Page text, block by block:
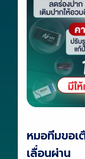
หมอทีมขอเ
เลื่อนผ่าน